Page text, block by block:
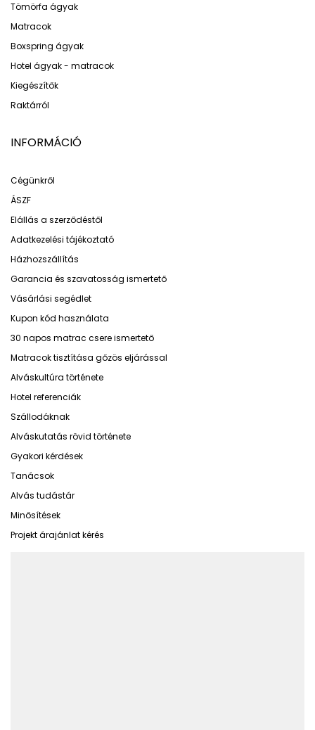
Tömörfa ágyak
Matracok
Boxspring ágyak
Hotel ágyak - matracok
Kiegészítők
Raktárról
INFORMÁCIÓ
Cégünkről
ÁSZF
Elállás a szerződéstől
Adatkezelési tájékoztató
Házhozszállítás
Garancia és szavatosság ismertető
Vásárlási segédlet
Kupon kód használata
30 napos matrac csere ismertető
Matracok tisztítása gőzös eljárással
Alváskultúra története
Hotel referenciák
Szállodáknak
Alváskutatás rövid története
Gyakori kérdések
Tanácsok
Alvás tudástár
Minősítések
Projekt árajánlat kérés